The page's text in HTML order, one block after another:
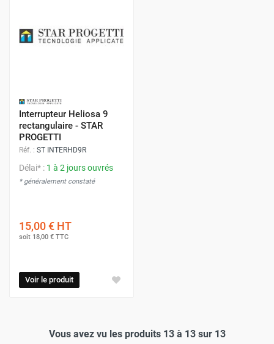
Interrupteur Heliosa 9
rectangulaire - STAR
PROGETTI
Réf. : ST INTERHD9R
Délai* : 1 à 2 jours ouvrés
* généralement constaté
15,00 € HT
soit 18,00 € TTC
Voir le produit
Vous avez vu les produits 13 à 13 sur 13